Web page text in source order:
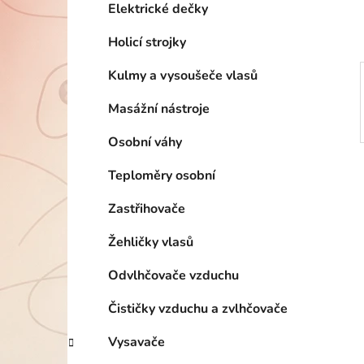
e
Elektrické dečky
Holicí strojky
Kulmy a vysoušeče vlasů
Masážní nástroje
Osobní váhy
Teploměry osobní
Zastřihovače
Žehličky vlasů
Odvlhčovače vzduchu
Čističky vzduchu a zvlhčovače
Vysavače